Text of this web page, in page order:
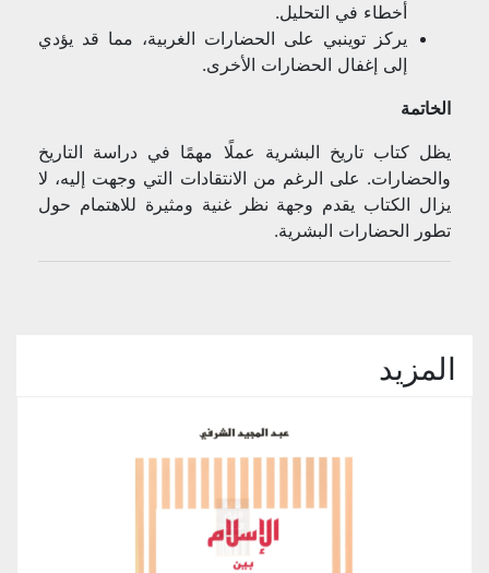
أخطاء في التحليل.
يركز توينبي على الحضارات الغربية، مما قد يؤدي
إلى إغفال الحضارات الأخرى.
الخاتمة
يظل كتاب تاريخ البشرية عملًا مهمًا في دراسة التاريخ
والحضارات. على الرغم من الانتقادات التي وجهت إليه، لا
يزال الكتاب يقدم وجهة نظر غنية ومثيرة للاهتمام حول
تطور الحضارات البشرية.
المزيد